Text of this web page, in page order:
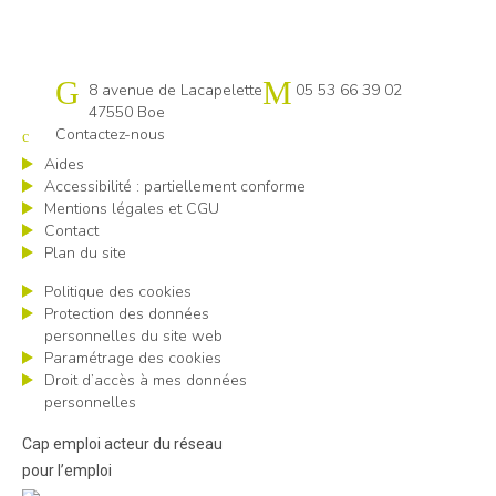
Cap emploi 47
8 avenue de Lacapelette
47550 Boe
05 53 66 39 02
Contactez-nous
Aides
Accessibilité : partiellement conforme
Mentions légales et CGU
Contact
Plan du site
Politique des cookies
Protection des données
personnelles du site web
Paramétrage des cookies
Droit d’accès à mes données
personnelles
Cap emploi acteur du réseau
pour l’emploi